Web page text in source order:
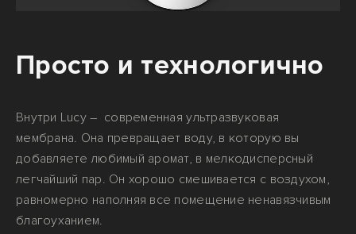
Просто и технологично
Внутри Lucy – современная ультразвуковая
мембрана. Она превращает воду, в которую вы
добавляете любимый аромат, в мелкодисперсный
легчайший пар. Он хорошо смешивается с воздухом,
равномерно наполняя все помещение ненавязчивым
благоуханием.